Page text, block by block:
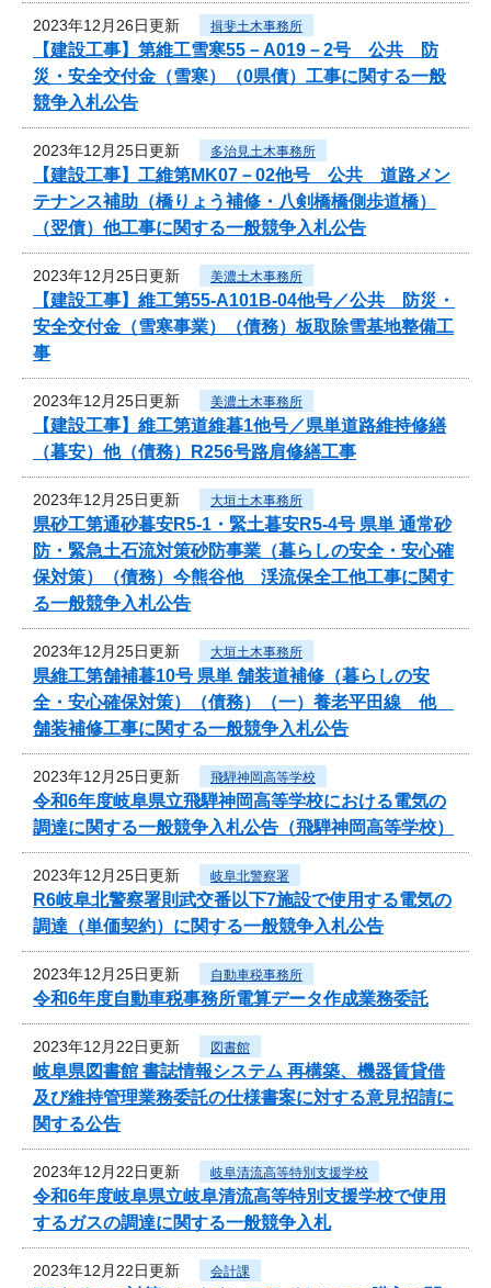
2023年12月26日更新 揖斐土木事務所
【建設工事】第維工雪寒55－A019－2号 公共 防
災・安全交付金（雪寒）（0県債）工事に関する一般
競争入札公告
2023年12月25日更新 多治見土木事務所
【建設工事】工維第MK07－02他号 公共 道路メン
テナンス補助（橋りょう補修・八剣橋橋側歩道橋）
（翌債）他工事に関する一般競争入札公告
2023年12月25日更新 美濃土木事務所
【建設工事】維工第55-A101B-04他号／公共 防災・
安全交付金（雪寒事業）（債務）板取除雪基地整備工
事
2023年12月25日更新 美濃土木事務所
【建設工事】維工第道維暮1他号／県単道路維持修繕
（暮安）他（債務）R256号路肩修繕工事
2023年12月25日更新 大垣土木事務所
県砂工第通砂暮安R5-1・緊土暮安R5-4号 県単 通常砂
防・緊急土石流対策砂防事業（暮らしの安全・安心確
保対策）（債務）今熊谷他 渓流保全工他工事に関す
る一般競争入札公告
2023年12月25日更新 大垣土木事務所
県維工第舗補暮10号 県単 舗装道補修（暮らしの安
全・安心確保対策）（債務）（一）養老平田線 他
舗装補修工事に関する一般競争入札公告
2023年12月25日更新 飛騨神岡高等学校
令和6年度岐阜県立飛騨神岡高等学校における電気の
調達に関する一般競争入札公告（飛騨神岡高等学校）
2023年12月25日更新 岐阜北警察署
R6岐阜北警察署則武交番以下7施設で使用する電気の
調達（単価契約）に関する一般競争入札公告
2023年12月25日更新 自動車税事務所
令和6年度自動車税事務所電算データ作成業務委託
2023年12月22日更新 図書館
岐阜県図書館 書誌情報システム 再構築、機器賃貸借
及び維持管理業務委託の仕様書案に対する意見招請に
関する公告
2023年12月22日更新 岐阜清流高等特別支援学校
令和6年度岐阜県立岐阜清流高等特別支援学校で使用
するガスの調達に関する一般競争入札
2023年12月22日更新 会計課